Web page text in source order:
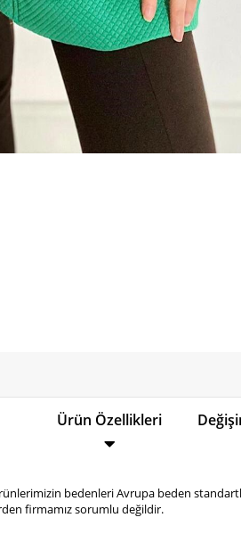
Ürün Özellikleri
bedenleri Avrupa beden
firmamız sorumlu değildir.